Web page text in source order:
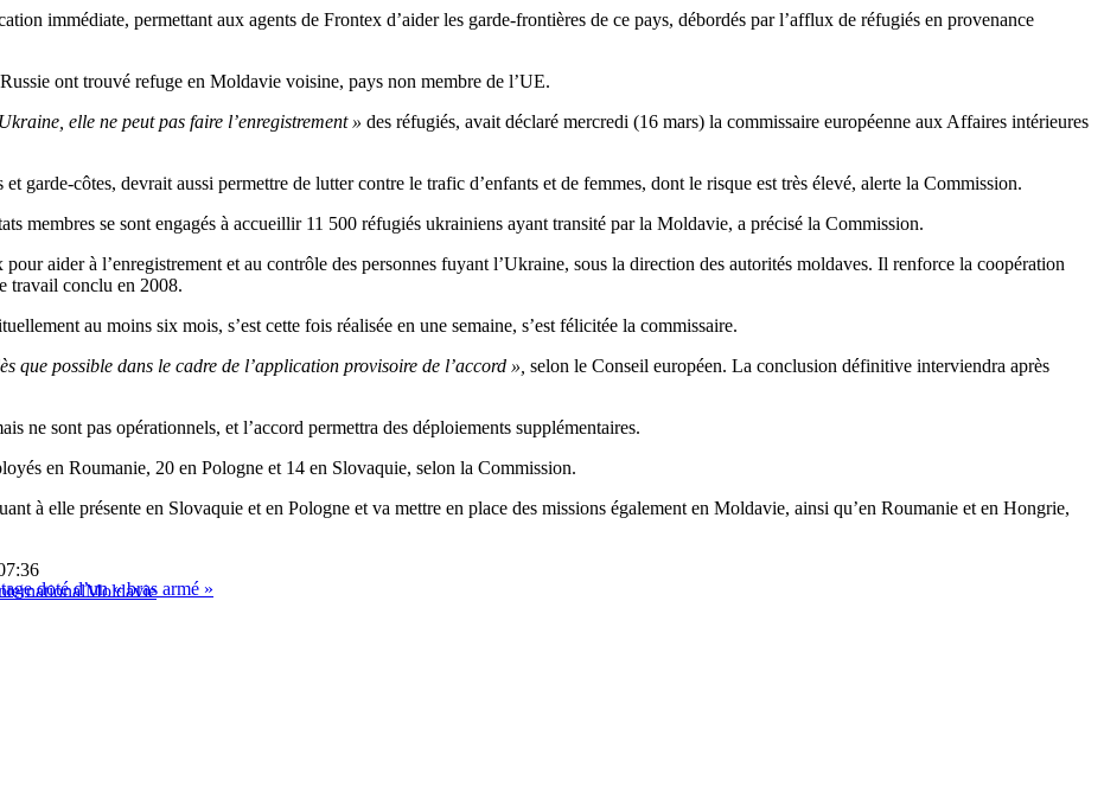
immédiate, permettant aux agents de Frontex d’aider les garde-frontières de ce pays, débordés par l’afflux de réfugiés en provenance
ont trouvé refuge en Moldavie voisine, pays non membre de l’UE.
elle ne peut pas faire l’enregistrement » des réfugiés, avait déclaré mercredi (16 mars) la commissaire européenne aux Affaires intérieures
garde-côtes, devrait aussi permettre de lutter contre le trafic d’enfants et de femmes, dont le risque est très élevé, alerte la Commission.
membres se sont engagés à accueillir 11 500 réfugiés ukrainiens ayant transité par la Moldavie, a précisé la Commission.
aider à l’enregistrement et au contrôle des personnes fuyant l’Ukraine, sous la direction des autorités moldaves. Il renforce la coopération
travail conclu en 2008.
au moins six mois, s’est cette fois réalisée en une semaine, s’est félicitée la commissaire.
que possible dans le cadre de l’application provisoire de l’accord », selon le Conseil européen. La conclusion définitive interviendra après
ne sont pas opérationnels, et l’accord permettra des déploiements supplémentaires.
en Roumanie, 20 en Pologne et 14 en Slovaquie, selon la Commission.
à elle présente en Slovaquie et en Pologne et va mettre en place des missions également en Moldavie, ainsi qu’en Roumanie et en Hongrie,
doté d’un « bras armé »
Moldavie